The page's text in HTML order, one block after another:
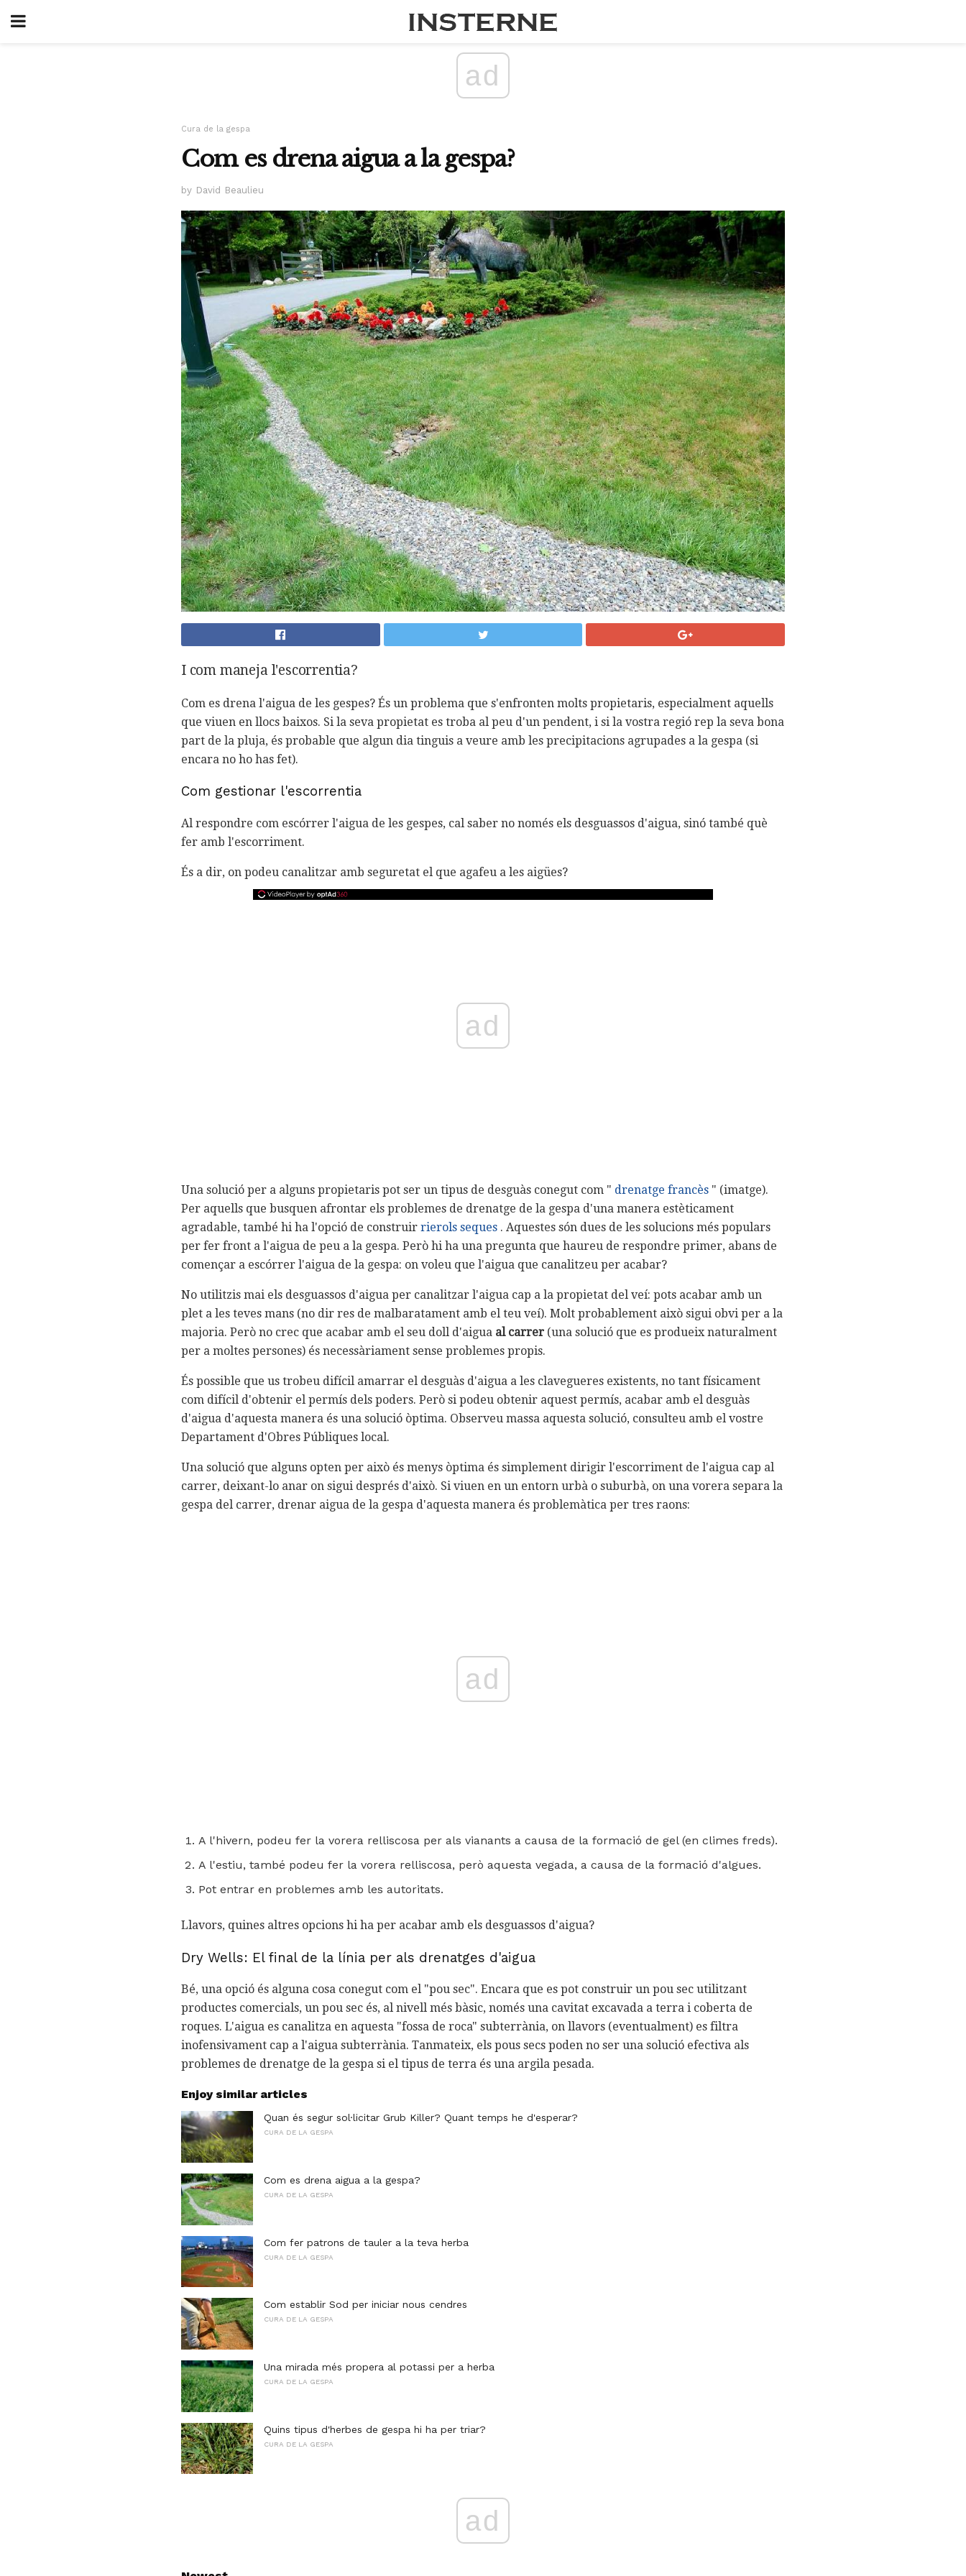
ad
Cura de la gespa
Com es drena aigua a la gespa?
by David Beaulieu
I com maneja l'escorrentia?
Com es drena l'aigua de les gespes? És un problema que s'enfronten molts propietaris, especialment aquells
que viuen en llocs baixos. Si la seva propietat es troba al peu d'un pendent, i si la vostra regió rep la seva bona
part de la pluja, és probable que algun dia tinguis a veure amb les precipitacions agrupades a la gespa (si
encara no ho has fet).
Com gestionar l'escorrentia
Al respondre com escórrer l'aigua de les gespes, cal saber no només els desguassos d'aigua, sinó també què
fer amb l'escorriment.
És a dir, on podeu canalitzar amb seguretat el que agafeu a les aigües?
ad
Una solució per a alguns propietaris pot ser un tipus de desguàs conegut com " drenatge francès " (imatge).
Per aquells que busquen afrontar els problemes de drenatge de la gespa d'una manera estèticament
agradable, també hi ha l'opció de construir rierols seques . Aquestes són dues de les solucions més populars
per fer front a l'aigua de peu a la gespa. Però hi ha una pregunta que haureu de respondre primer, abans de
començar a escórrer l'aigua de la gespa: on voleu que l'aigua que canalitzeu per acabar?
No utilitzis mai els desguassos d'aigua per canalitzar l'aigua cap a la propietat del veí: pots acabar amb un
plet a les teves mans (no dir res de malbaratament amb el teu veí). Molt probablement això sigui obvi per a la
majoria. Però no crec que acabar amb el seu doll d'aigua al carrer (una solució que es produeix naturalment
per a moltes persones) és necessàriament sense problemes propis.
És possible que us trobeu difícil amarrar el desguàs d'aigua a les clavegueres existents, no tant físicament
com difícil d'obtenir el permís dels poders. Però si podeu obtenir aquest permís, acabar amb el desguàs
d'aigua d'aquesta manera és una solució òptima. Observeu massa aquesta solució, consulteu amb el vostre
Departament d'Obres Públiques local.
Una solució que alguns opten per això és menys òptima és simplement dirigir l'escorriment de l'aigua cap al
carrer, deixant-lo anar on sigui després d'això. Si viuen en un entorn urbà o suburbà, on una vorera separa la
gespa del carrer, drenar aigua de la gespa d'aquesta manera és problemàtica per tres raons:
ad
A l'hivern, podeu fer la vorera relliscosa per als vianants a causa de la formació de gel (en climes freds).
A l'estiu, també podeu fer la vorera relliscosa, però aquesta vegada, a causa de la formació d'algues.
Pot entrar en problemes amb les autoritats.
Llavors, quines altres opcions hi ha per acabar amb els desguassos d'aigua?
Dry Wells: El final de la línia per als drenatges d'aigua
Bé, una opció és alguna cosa conegut com el "pou sec". Encara que es pot construir un pou sec utilitzant
productes comercials, un pou sec és, al nivell més bàsic, només una cavitat excavada a terra i coberta de
roques. L'aigua es canalitza en aquesta "fossa de roca" subterrània, on llavors (eventualment) es filtra
inofensivament cap a l'aigua subterrània. Tanmateix, els pous secs poden no ser una solució efectiva als
problemes de drenatge de la gespa si el tipus de terra és una argila pesada.
Enjoy similar articles
Quan és segur sol·licitar Grub Killer? Quant temps he d'esperar?
CURA DE LA GESPA
Com es drena aigua a la gespa?
CURA DE LA GESPA
Com fer patrons de tauler a la teva herba
CURA DE LA GESPA
Com establir Sod per iniciar nous cendres
CURA DE LA GESPA
Una mirada més propera al potassi per a herba
CURA DE LA GESPA
Quins tipus d'herbes de gespa hi ha per triar?
CURA DE LA GESPA
ad